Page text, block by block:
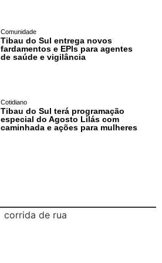
Comunidade
Tibau do Sul entrega novos
fardamentos e EPIs para agentes
de saúde e vigilância
Cotidiano
Tibau do Sul terá programação
especial do Agosto Lilás com
caminhada e ações para mulheres